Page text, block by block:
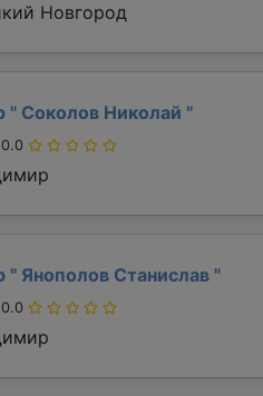
Новгород
" Соколов Николай "
" Янополов Станислав "